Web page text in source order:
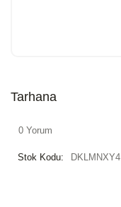
Tarhana
0 Yorum
Stok Kodu: DKLMNXY4